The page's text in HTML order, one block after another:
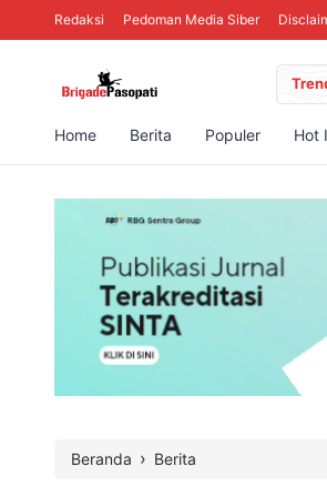
Redaksi Pedoman Media Siber
Home Berita Populer Hot
Beranda › Berita